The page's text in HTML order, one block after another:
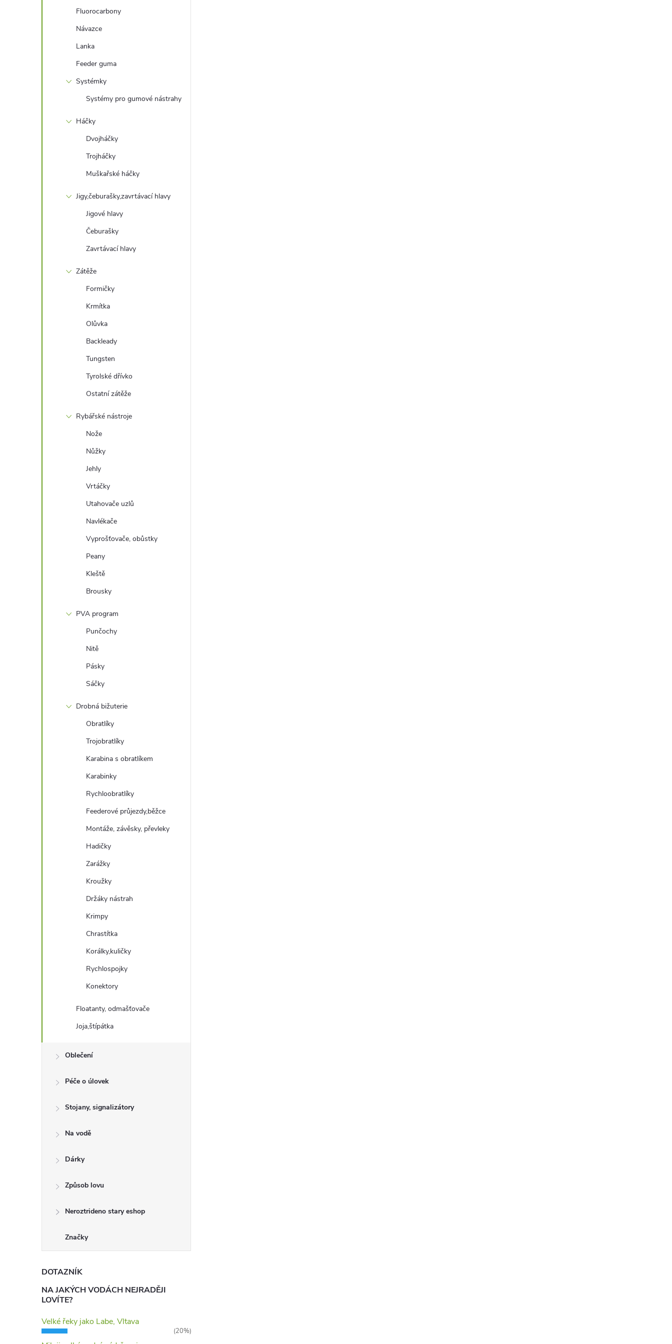
Fluorocarbony
Návazce
Lanka
Feeder guma
Systémky
Systémy pro gumové nástrahy
Háčky
Dvojháčky
Trojháčky
Muškařské háčky
Jigy,čeburašky,zavrtávací hlavy
Jigové hlavy
Čeburašky
Zavrtávací hlavy
Zátěže
Formičky
Krmítka
Olůvka
Backleady
Tungsten
Tyrolské dřívko
Ostatní zátěže
Rybářské nástroje
Nože
Nůžky
Jehly
Vrtáčky
Utahovače uzlů
Navlékače
Vyprošťovače, obůstky
Peany
Kleště
Brousky
PVA program
Punčochy
Nitě
Pásky
Sáčky
Drobná bižuterie
Obratlíky
Trojobratlíky
Karabina s obratlíkem
Karabinky
Rychloobratlíky
Feederové průjezdy,běžce
Montáže, závěsky, převleky
Hadičky
Zarážky
Kroužky
Držáky nástrah
Krimpy
Chrastítka
Korálky,kuličky
Rychlospojky
Konektory
Floatanty, odmašťovače
Joja,štípátka
Oblečení
Péče o úlovek
Stojany, signalizátory
Na vodě
Dárky
Způsob lovu
Neroztrideno stary eshop
Značky
DOTAZNÍK
NA JAKÝCH VODÁCH NEJRADĚJI
LOVÍTE?
Velké řeky jako Labe, Vltava
(20%)